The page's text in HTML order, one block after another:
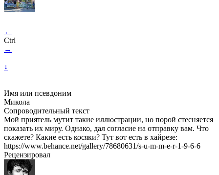
←
Ctrl
→
↓
Имя или псевдоним
Микола
Сопроводительный текст
Мой приятель мутит такие иллюстрации, но порой стесняется
показать их миру. Однако, дал согласие на отправку вам. Что
скажете? Какие есть косяки? Тут вот есть в хайрезе:
https://www.behance.net/gallery/78680631/s-u-m-m-e-r-1-9-6-6
Рецензировал